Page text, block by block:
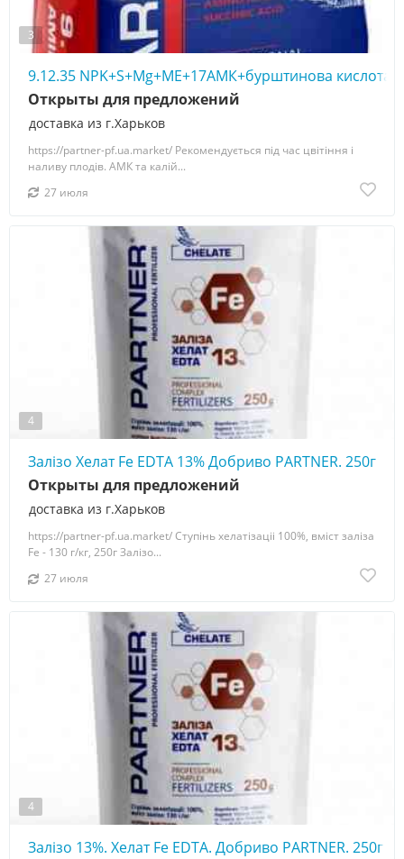
3
9.12.35 NPK+S+Mg+МЕ+17АМК+бурштинова кислота,
доставка из г.Харьков
Открыты для предложений
https://partner-pf.ua.market/ Рекомендується під час цвітіння і
наливу плодів. АМК та калій...
27 июля
4
Залізо Хелат Fe EDTA 13% Добриво PARTNER. 250г
доставка из г.Харьков
Открыты для предложений
https://partner-pf.ua.market/ Ступінь хелатізаціі 100%, вміст заліза
Fe - 130 г/кг, 250г Залізо...
27 июля
4
Залізо 13%. Хелат Fe EDTA. Добриво PARTNER. 250г